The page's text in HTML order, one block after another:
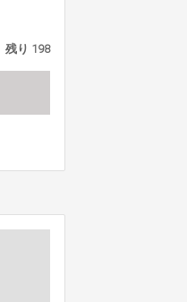
残り 198